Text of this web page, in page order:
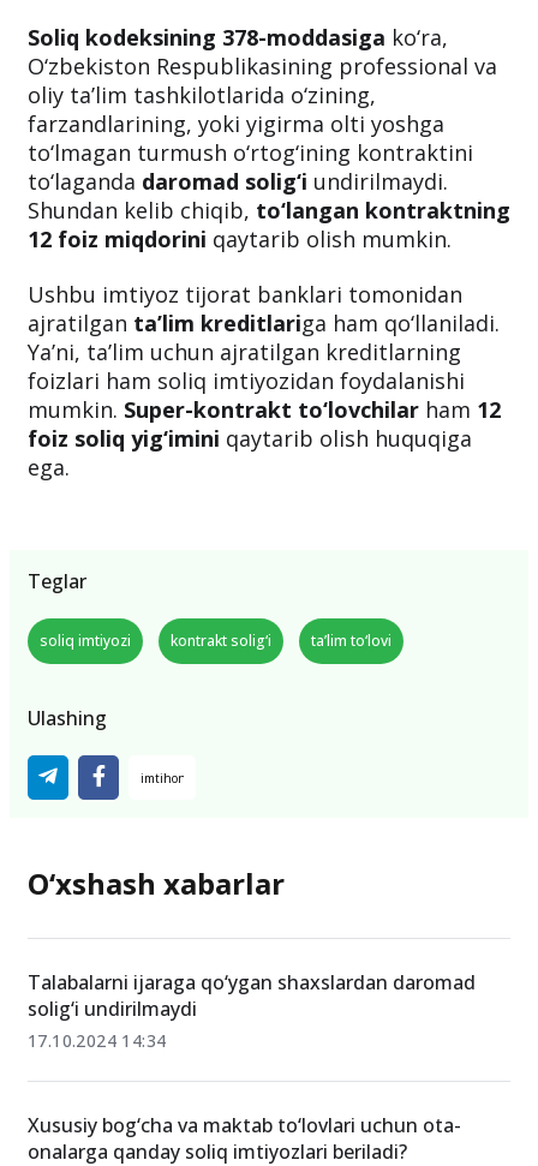
Soliq kodeksining 378-moddasiga ko‘ra,
O‘zbekiston Respublikasining professional va
oliy ta’lim tashkilotlarida o‘zining,
farzandlarining, yoki yigirma olti yoshga
to‘lmagan turmush o‘rtog‘ining kontraktini
to‘laganda daromad solig‘i undirilmaydi.
Shundan kelib chiqib, to‘langan kontraktning
12 foiz miqdorini qaytarib olish mumkin.
Ushbu imtiyoz tijorat banklari tomonidan
ajratilgan ta’lim kreditlariga ham qo‘llaniladi.
Ya’ni, ta’lim uchun ajratilgan kreditlarning
foizlari ham soliq imtiyozidan foydalanishi
mumkin. Super-kontrakt to‘lovchilar ham 12
foiz soliq yig‘imini qaytarib olish huquqiga
ega.
Teglar
soliq imtiyozi kontrakt solig‘i ta’lim to‘lovi
Ulashing
O‘xshash xabarlar
Talabalarni ijaraga qo‘ygan shaxslardan daromad
solig‘i undirilmaydi
17.10.2024 14:34
Xususiy bog‘cha va maktab to‘lovlari uchun ota-
onalarga qanday soliq imtiyozlari beriladi?